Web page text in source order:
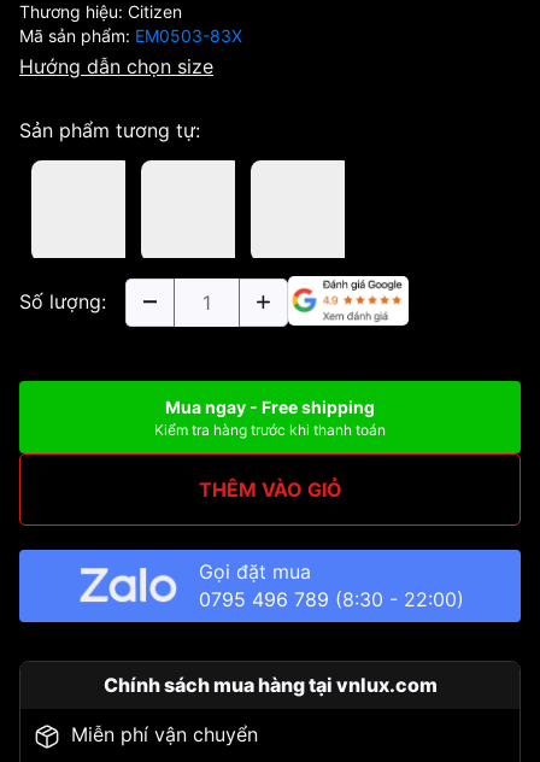
Thương hiệu: Citizen
Mã sản phẩm: EM0503-83X
Hướng dẫn chọn size
Sản phẩm tương tự:
Số lượng:
Mua ngay - Free shipping
Kiểm tra hàng trước khi thanh toán
THÊM VÀO GIỎ
Gọi đặt mua
0795 496 789 (8:30 - 22:00)
Chính sách mua hàng tại vnlux.com
Miễn phí vận chuyển